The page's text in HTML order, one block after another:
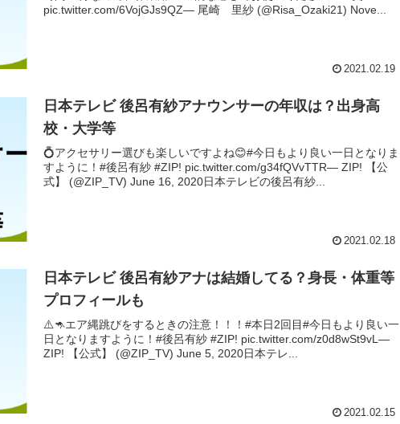
pic.twitter.com/6VojGJs9QZ— 尾崎 里紗 (@Risa_Ozaki21) Nove...
2021.02.19
日本テレビ 後呂有紗アナウンサーの年収は？出身高
校・大学等
💍アクセサリー選びも楽しいですよね😊#今日もより良い一日となりま
すように！#後呂有紗 #ZIP! pic.twitter.com/g34fQVvTTR— ZIP! 【公
式】 (@ZIP_TV) June 16, 2020日本テレビの後呂有紗...
2021.02.18
日本テレビ 後呂有紗アナは結婚してる？身長・体重等
プロフィールも
⚠️🦘エア縄跳びをするときの注意！！！#本日2回目#今日もより良い一
日となりますように！#後呂有紗 #ZIP! pic.twitter.com/z0d8wSt9vL—
ZIP! 【公式】 (@ZIP_TV) June 5, 2020日本テレ...
2021.02.15